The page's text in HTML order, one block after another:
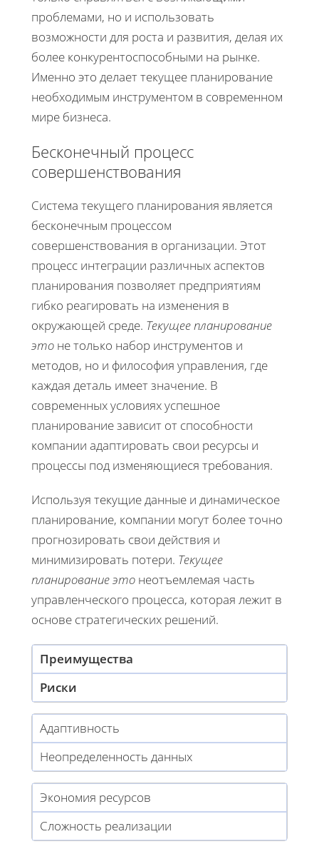
проблемами, но и использовать
возможности для роста и развития, делая их
более конкурентоспособными на рынке.
Именно это делает текущее планирование
необходимым инструментом в современном
мире бизнеса.
Бесконечный процесс
совершенствования
Система текущего планирования является
бесконечным процессом
совершенствования в организации. Этот
процесс интеграции различных аспектов
планирования позволяет предприятиям
гибко реагировать на изменения в
окружающей среде. Текущее планирование
это не только набор инструментов и
методов, но и философия управления, где
каждая деталь имеет значение. В
современных условиях успешное
планирование зависит от способности
компании адаптировать свои ресурсы и
процессы под изменяющиеся требования.
Используя текущие данные и динамическое
планирование, компании могут более точно
прогнозировать свои действия и
минимизировать потери. Текущее
планирование это неотъемлемая часть
управленческого процесса, которая лежит в
основе стратегических решений.
Преимущества
Риски
Адаптивность
Неопределенность данных
Экономия ресурсов
Сложность реализации